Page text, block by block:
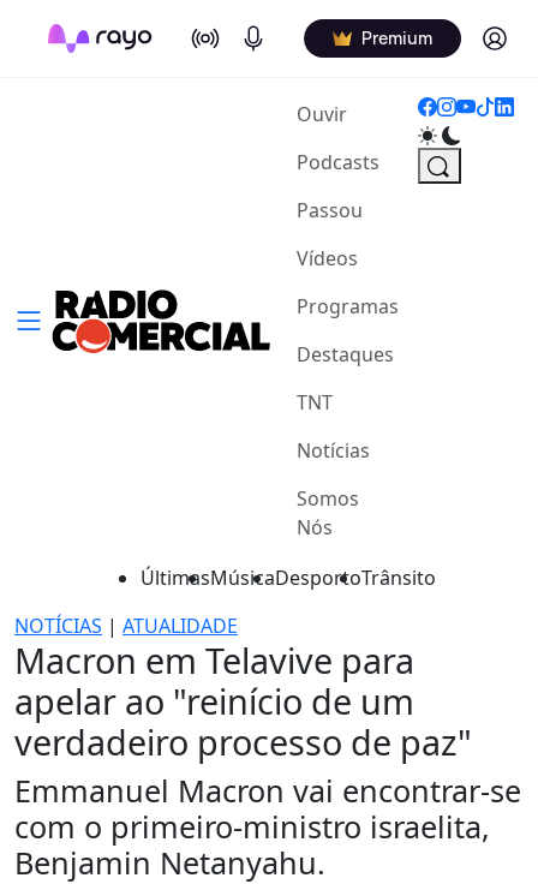
On Air Podcasts Premium Log in
Ouvir(current)
Podcasts
Passou
Vídeos
Programas
Destaques
TNT
Notícias
Somos
Nós
ÚltimasMúsicaDesportoTrânsito
NOTÍCIAS | ATUALIDADE
Macron em Telavive para
apelar ao "reinício de um
verdadeiro processo de paz"
Emmanuel Macron vai encontrar-se
com o primeiro-ministro israelita,
Benjamin Netanyahu.